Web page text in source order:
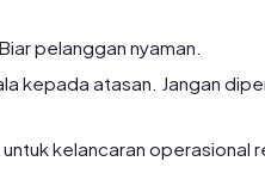
pelanggan nyaman.
kepada atasan. Jangan
kelancaran operasional